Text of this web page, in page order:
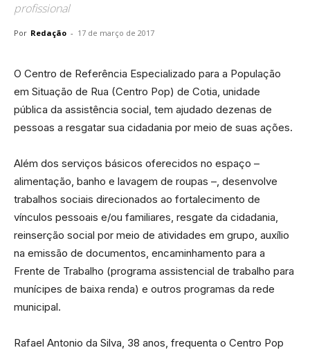
profissional
Por Redação - 17 de março de 2017
O Centro de Referência Especializado para a População
em Situação de Rua (Centro Pop) de Cotia, unidade
pública da assistência social, tem ajudado dezenas de
pessoas a resgatar sua cidadania por meio de suas ações.
Além dos serviços básicos oferecidos no espaço –
alimentação, banho e lavagem de roupas –, desenvolve
trabalhos sociais direcionados ao fortalecimento de
vínculos pessoais e/ou familiares, resgate da cidadania,
reinserção social por meio de atividades em grupo, auxílio
na emissão de documentos, encaminhamento para a
Frente de Trabalho (programa assistencial de trabalho para
munícipes de baixa renda) e outros programas da rede
municipal.
Rafael Antonio da Silva, 38 anos, frequenta o Centro Pop